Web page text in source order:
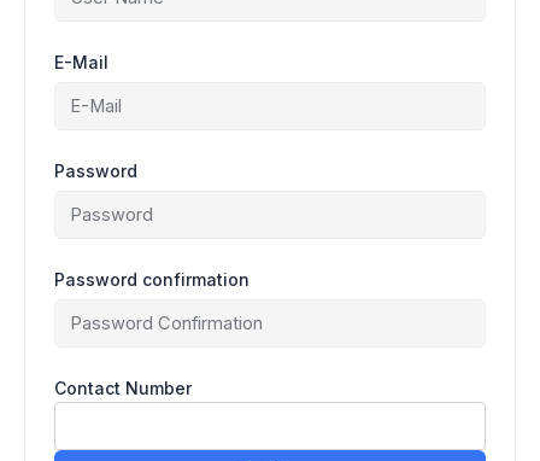
E-Mail
Password
Password confirmation
Contact Number